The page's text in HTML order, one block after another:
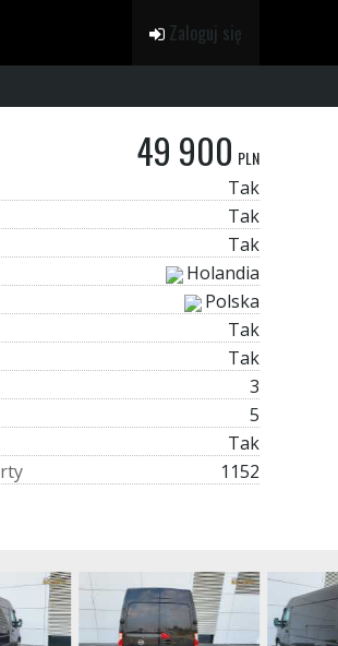
Zaloguj się
49 900 PLN
Tak
Tak
Tak
Holandia
Polska
Tak
Tak
3
5
Tak
rty 1152